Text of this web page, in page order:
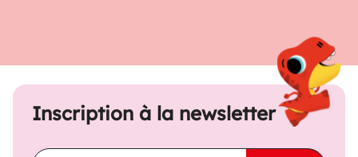
Inscription à la newsletter